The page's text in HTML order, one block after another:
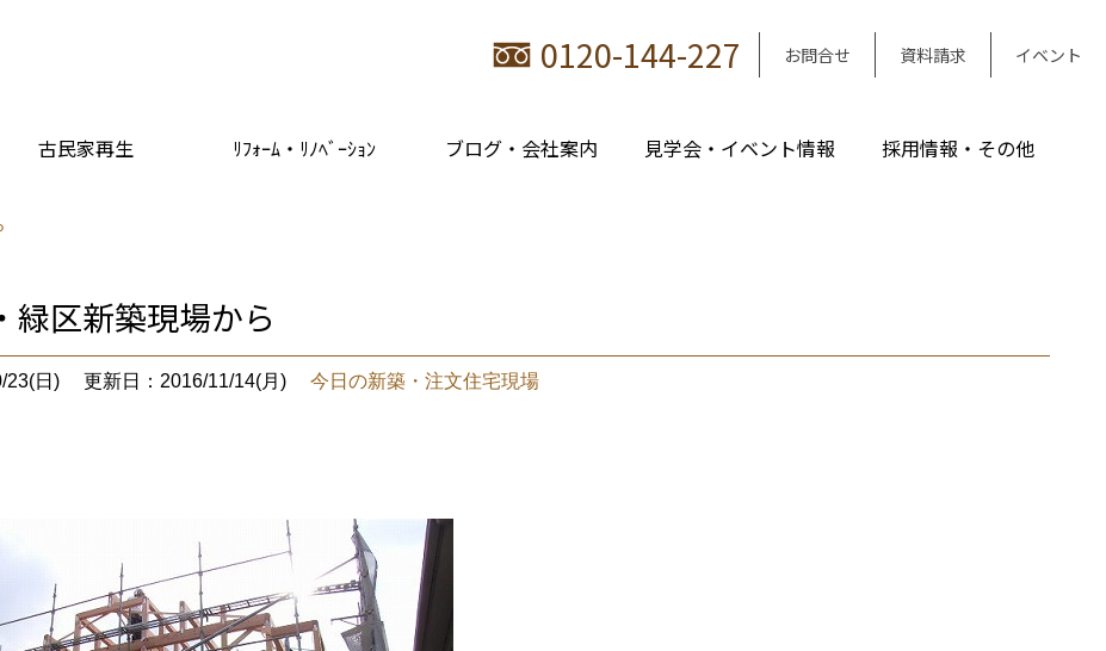
0120-144-227 お問合せ 資料請求 イベント
古民家再生 ﾘﾌｫｰﾑ・ﾘﾉﾍﾞｰｼｮﾝ ブログ・会社案内 見学会・イベント情報 採用情報・その他
緑区新築現場から
23(日) 更新日：2016/11/14(月) 今日の新築・注文住宅現場